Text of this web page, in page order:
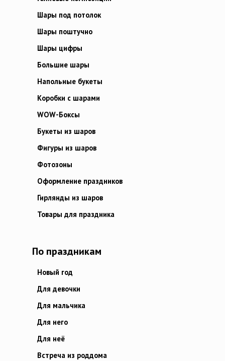
Шары под потолок
Шары поштучно
Шары цифры
Большие шары
Напольные букеты
Коробки с шарами
WOW-Боксы
Букеты из шаров
Фигуры из шаров
Фотозоны
Оформление праздников
Гирлянды из шаров
Товары для праздника
По праздникам
Новый год
Для девочки
Для мальчика
Для него
Для неё
Встреча из роддома